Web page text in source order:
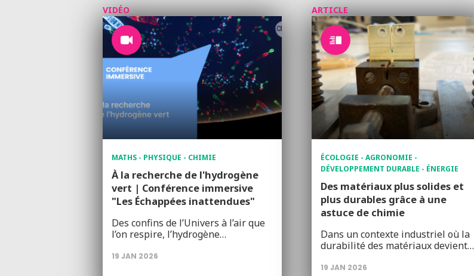
VIDÉO
MATHS - PHYSIQUE - CHIMIE
À la recherche de l'hydrogène
vert | Conférence immersive
"Les Échappées inattendues"
Des confins de l’Univers à l’air que
l’on respire, l’hydrogène…
19 JAN 2026
ARTICLE
ÉCOLOGIE - AGRONOMIE -
DÉVELOPPEMENT DURABLE - ÉNERGIE
Des matériaux plus solides et
plus durables grâce à une
astuce de chimie
Dans un contexte industriel où la
durabilité des matériaux devient…
19 JAN 2026